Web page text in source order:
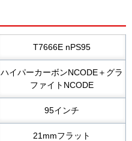
T7666E nPS95
ハイパーカーボンNCODE＋グラ
ファイトNCODE
95インチ
21mmフラット